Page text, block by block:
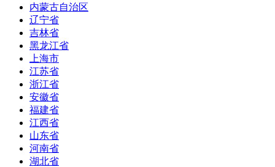
内蒙古自治区
辽宁省
吉林省
黑龙江省
上海市
江苏省
浙江省
安徽省
福建省
江西省
山东省
河南省
湖北省